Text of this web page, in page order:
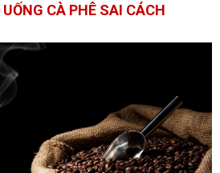
CÀ PHÊ SAI CÁCH